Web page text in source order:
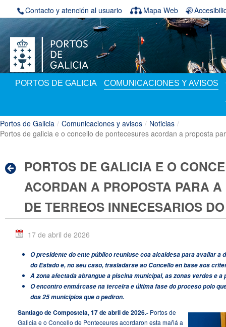
Saltar al contenido
Contacto y atención al usuario Mapa Web
PORTOS DE GALICIA COMUNICACIONES Y AVISOS
Portos de Galicia / Comunicaciones y avisos / Noticias /
Portos de galicia e o concello de pontecesures acordan a proposta
PORTOS DE GALICIA E O
ACORDAN A PROPOSTA PARA
DE TERREOS INNECESARIOS
17 de abril de 2026
O presidente do ente público reuniuse coa alcaldesa para avaliar
do Estado e, no seu caso, trasladarse ao Concello en base aos
A zona afectada abrangue a piscina municipal, as zonas verdes e a
O encontro enmárcase na terceira e última fase do proceso polo
dos 25 municipios que o pediron.
Santiago deCompostela,17 de abril de 2026.- Portos de
Galicia e o Concello de Ponteceures acordaron esta mañá a